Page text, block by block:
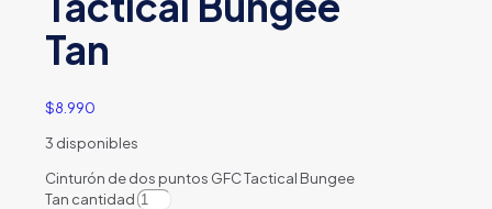
Tan
$8.990
3 disponibles
Cinturón de dos puntos GFC Tactical Bungee
Tan cantidad